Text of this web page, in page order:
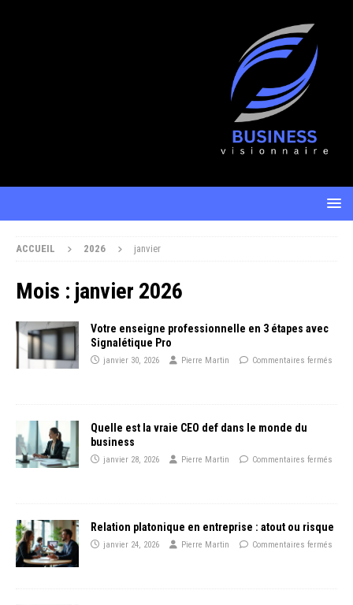
ACCUEIL 2026 janvier
Mois : janvier 2026
Votre enseigne professionnelle en 3 étapes avec
Signalétique Pro
janvier 30, 2026 Pierre Martin Commentaires fermés
Quelle est la vraie CEO def dans le monde du
business
janvier 28, 2026 Pierre Martin Commentaires fermés
Relation platonique en entreprise : atout ou risque
janvier 24, 2026 Pierre Martin Commentaires fermés